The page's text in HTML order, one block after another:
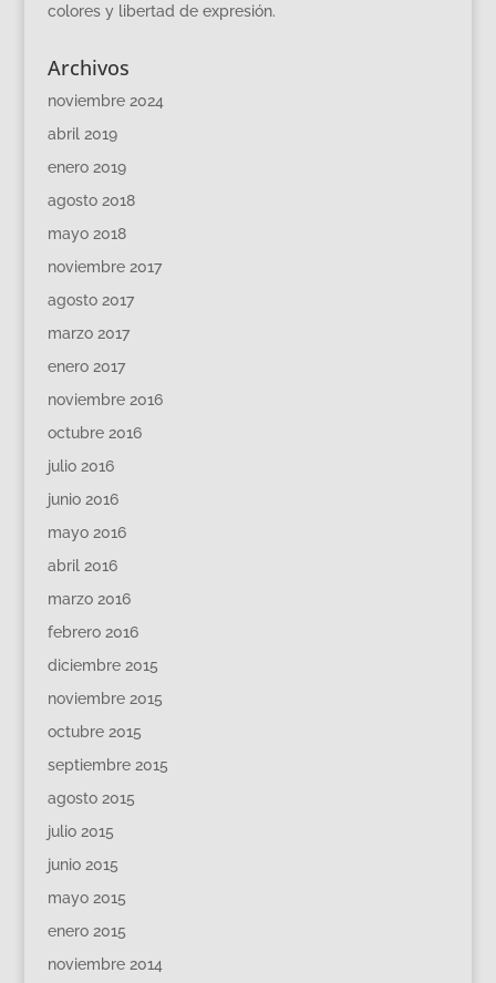
colores y libertad de expresión.
Archivos
noviembre 2024
abril 2019
enero 2019
agosto 2018
mayo 2018
noviembre 2017
agosto 2017
marzo 2017
enero 2017
noviembre 2016
octubre 2016
julio 2016
junio 2016
mayo 2016
abril 2016
marzo 2016
febrero 2016
diciembre 2015
noviembre 2015
octubre 2015
septiembre 2015
agosto 2015
julio 2015
junio 2015
mayo 2015
enero 2015
noviembre 2014